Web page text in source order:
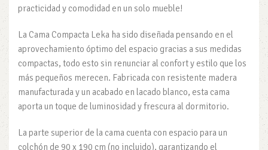
practicidad y comodidad en un solo mueble!
La Cama Compacta Leka ha sido diseñada pensando en el
aprovechamiento óptimo del espacio gracias a sus medidas
compactas, todo esto sin renunciar al confort y estilo que los
más pequeños merecen. Fabricada con resistente madera
manufacturada y un acabado en lacado blanco, esta cama
aporta un toque de luminosidad y frescura al dormitorio.
La parte superior de la cama cuenta con espacio para un
colchón de 90 x 190 cm (no incluido), garantizando el